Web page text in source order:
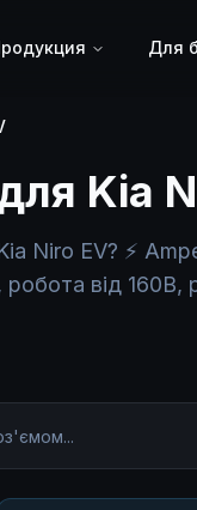
Для
для
Niro EV? ⚡
робота від